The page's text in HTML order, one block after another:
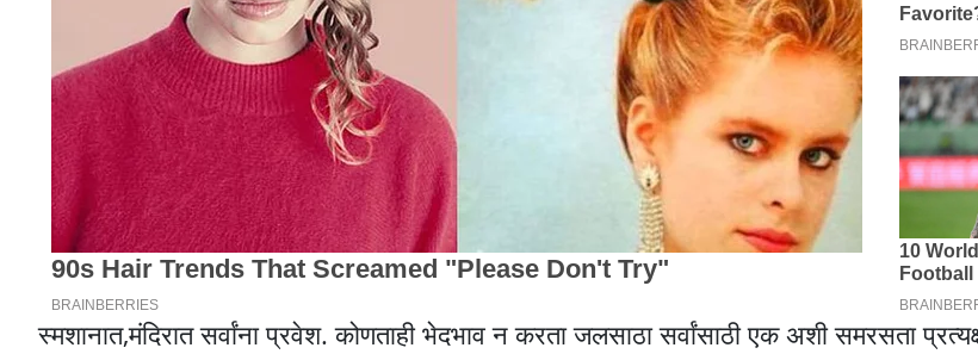
स्मशानात,मंदिरात सर्वांना प्रवेश. कोणताही भेदभाव न करता जलसाठा सर्वांसाठी एक अशी समरसता